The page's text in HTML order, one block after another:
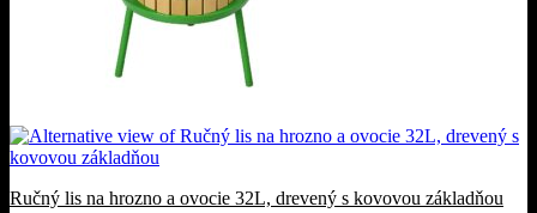
Ručný lis na hrozno a ovocie 32L, drevený s kovovou základňou